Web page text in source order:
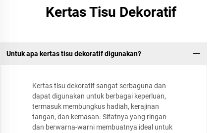
Kertas Tisu Dekoratif
Untuk apa kertas tisu dekoratif digunakan?
Kertas tisu dekoratif sangat serbaguna dan
dapat digunakan untuk berbagai keperluan,
termasuk membungkus hadiah, kerajinan
tangan, dan kemasan. Sifatnya yang ringan
dan berwarna-warni membuatnya ideal untuk